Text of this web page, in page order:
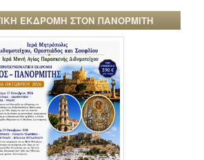
ΕΚΔΡΟΜΗ ΣΤΟΝ ΠΑΝΟΡΜΙΤΗ